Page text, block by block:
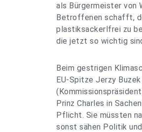
als Bürgermeister von
Betroffenen schafft,
plastiksackerlfrei zu
die jetzt so wichtig
Beim gestrigen
EU-Spitze Jerzy
Prinz Charles in
Pflicht. Sie müssten
sonst sähen Politik